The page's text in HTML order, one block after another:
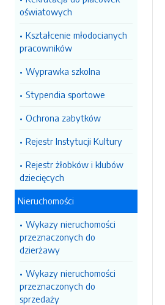
oświatowych
Kształcenie młodocianych
pracowników
Wyprawka szkolna
Stypendia sportowe
Ochrona zabytków
Rejestr Instytucji Kultury
Rejestr żłobków i klubów
dziecięcych
Nieruchomości
Wykazy nieruchomości
przeznaczonych do
dzierżawy
Wykazy nieruchomości
przeznaczonych do
sprzedaży